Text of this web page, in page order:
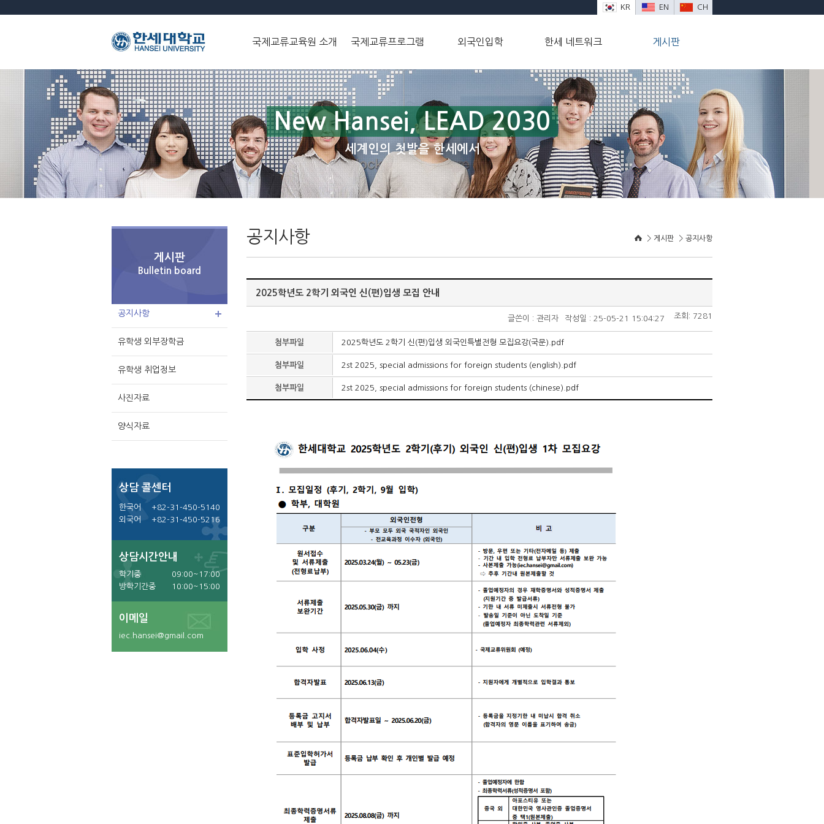
KR EN CH
국제교류교육원 소개 국제교류프로그램 외국인입학 한세 네트워크 게시판
New Hansei, LEAD 2030
세계인의 첫발을 한세에서
게시판
Bulletin board
공지사항
유학생 외부장학금
유학생 취업정보
사진자료
양식자료
상담 콜센터
한국어
+82-31-450-5140
외국어
+82-31-450-5216
상담시간안내
학기중
09:00~17:00
방학기간중
10:00~15:00
이메일
iec.hansei@gmail.com
공지사항 > 게시판 > 공지사항
2025학년도 2학기 외국인 신(편)입생 모집 안내
글쓴이 : 관리자 조회: 7281
작성일 : 25-05-21 15:04:27
첨부파일 2025학년도 2학기 신(편)입생 외국인특별전형 모집요강(국문).pdf
첨부파일 2st 2025, special admissions for foreign students (english).pdf
첨부파일 2st 2025, special admissions for foreign students (chinese).pdf